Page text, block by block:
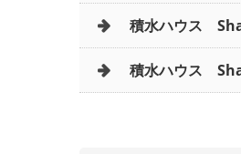
積水ハウス
積水ハウス